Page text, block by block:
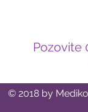
Pozovite
© 2018 by